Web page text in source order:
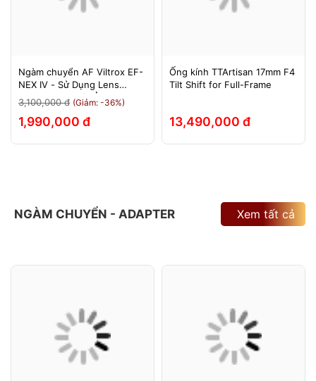
Ngàm chuyển AF Viltrox EF-
NEX IV - Sử Dụng Lens
Canon Trên Máy Ảnh Sony
E-Mount - Bảo Hành 12
Tháng.
3,100,000 đ (Giảm: -36%)
1,990,000 đ
Ống kính TTArtisan 17mm F4
Tilt Shift for Full-Frame
13,490,000 đ
NGÀM CHUYỂN - ADAPTER Xem tất cả